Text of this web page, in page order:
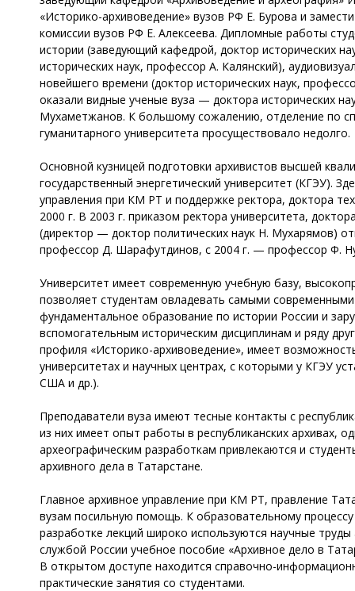
«Историко-архивоведение» вузов РФ Е. Бурова и
комиссии вузов РФ Е. Алексеева. Дипломные работы
истории (заведующий кафедрой, доктор исторических
исторических наук, профессор А. Калянский),
новейшего времени (доктор исторических наук,
оказали видные ученые вуза — доктора исторических
Мухаметжанов. К большому сожалению, отделение по
гуманитарного университета просуществовало недолго.
Основной кузницей подготовки архивистов высшей
государственный энергетический университет (КГЭУ).
управления при КМ РТ и поддержке ректора, доктора
2000 г. В 2003 г. приказом ректора университета,
(директор — доктор политических наук Н. Мухарямов)
профессор Д. Шарафутдинов, с 2004 г. — профессор Ф.
Университет имеет современную учебную базу,
позволяет студентам овладевать самыми
фундаментальное образование по истории России и
вспомогательным историческим дисциплинам и ряду
профиля «Историко-архивоведение», имеет
университетах и научных центрах, с которыми у КГЭУ
США и др.).
Преподаватели вуза имеют тесные контакты с
из них имеет опыт работы в республиканских архивах,
археографическим разработкам привлекаются и
архивного дела в Татарстане.
Главное архивное управление при КМ РТ, правление
вузам посильную помощь. К образовательному
разработке лекций широко используются научные
службой России учебное пособие «Архивное дело в
В открытом доступе находится справочно-
практические занятия со студентами.